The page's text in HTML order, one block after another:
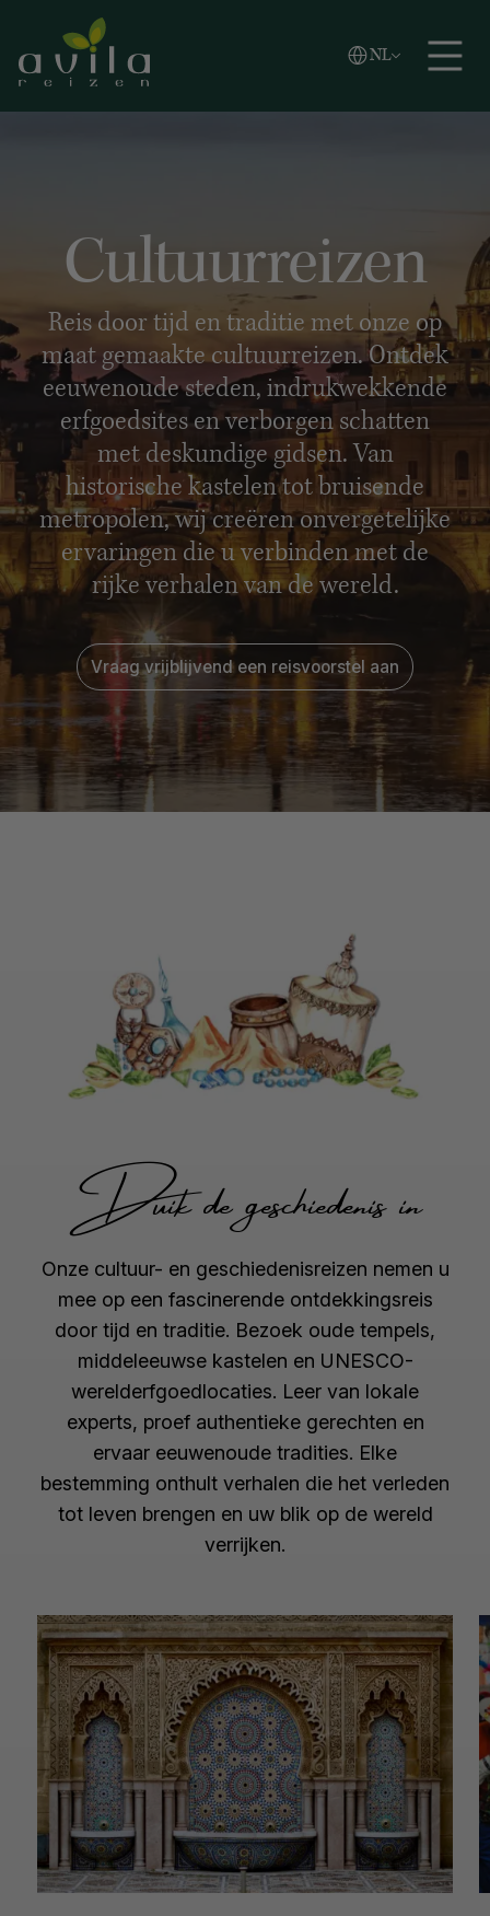
Zoeken
NL
Vlaams
English
Cultuurreizen
Reis door tijd en traditie met onze op
maat gemaakte cultuurreizen. Ontdek
eeuwenoude steden, indrukwekkende
erfgoedsites en verborgen schatten
met deskundige gidsen. Van
historische kastelen tot bruisende
metropolen, wij creëren onvergetelijke
ervaringen die u verbinden met de
rijke verhalen van de wereld.
Vraag vrijblijvend een reisvoorstel aan
Duik de geschiedenis in
Onze cultuur- en geschiedenisreizen nemen u
mee op een fascinerende ontdekkingsreis
door tijd en traditie. Bezoek oude tempels,
middeleeuwse kastelen en UNESCO-
werelderfgoedlocaties. Leer van lokale
experts, proef authentieke gerechten en
ervaar eeuwenoude tradities. Elke
bestemming onthult verhalen die het verleden
tot leven brengen en uw blik op de wereld
verrijken.